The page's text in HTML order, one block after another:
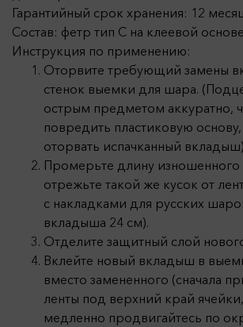
Гарантийный срок хранения: 12
Состав: фетр тип С на клеевой основе
Инструкция по применению:
Оторвите требующий замены
стенок выемки для шара.
острым предметом аккуратно,
повредить пластиковую
оторвать испачканный
Промерьте длину
отрежьте такой же кусок от
с накладками для русских
вкладыша 24 см).
Отделите защитный слой
Вклейте новый вкладыш в
вместо замененного (сначала
ленты под верхний край
медленно продвигайтесь по